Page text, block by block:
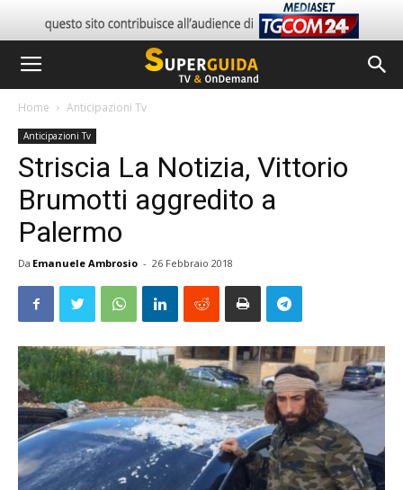
Home Anticipazioni Tv
Anticipazioni Tv
Striscia La Notizia, Vittorio
Brumotti aggredito a
Palermo
Da Emanuele Ambrosio - 26 Febbraio 2018